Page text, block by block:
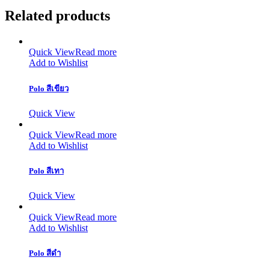
Related products
Quick ViewRead more
Add to Wishlist
Polo สีเขียว
Quick View
Quick ViewRead more
Add to Wishlist
Polo สีเทา
Quick View
Quick ViewRead more
Add to Wishlist
Polo สีดำ